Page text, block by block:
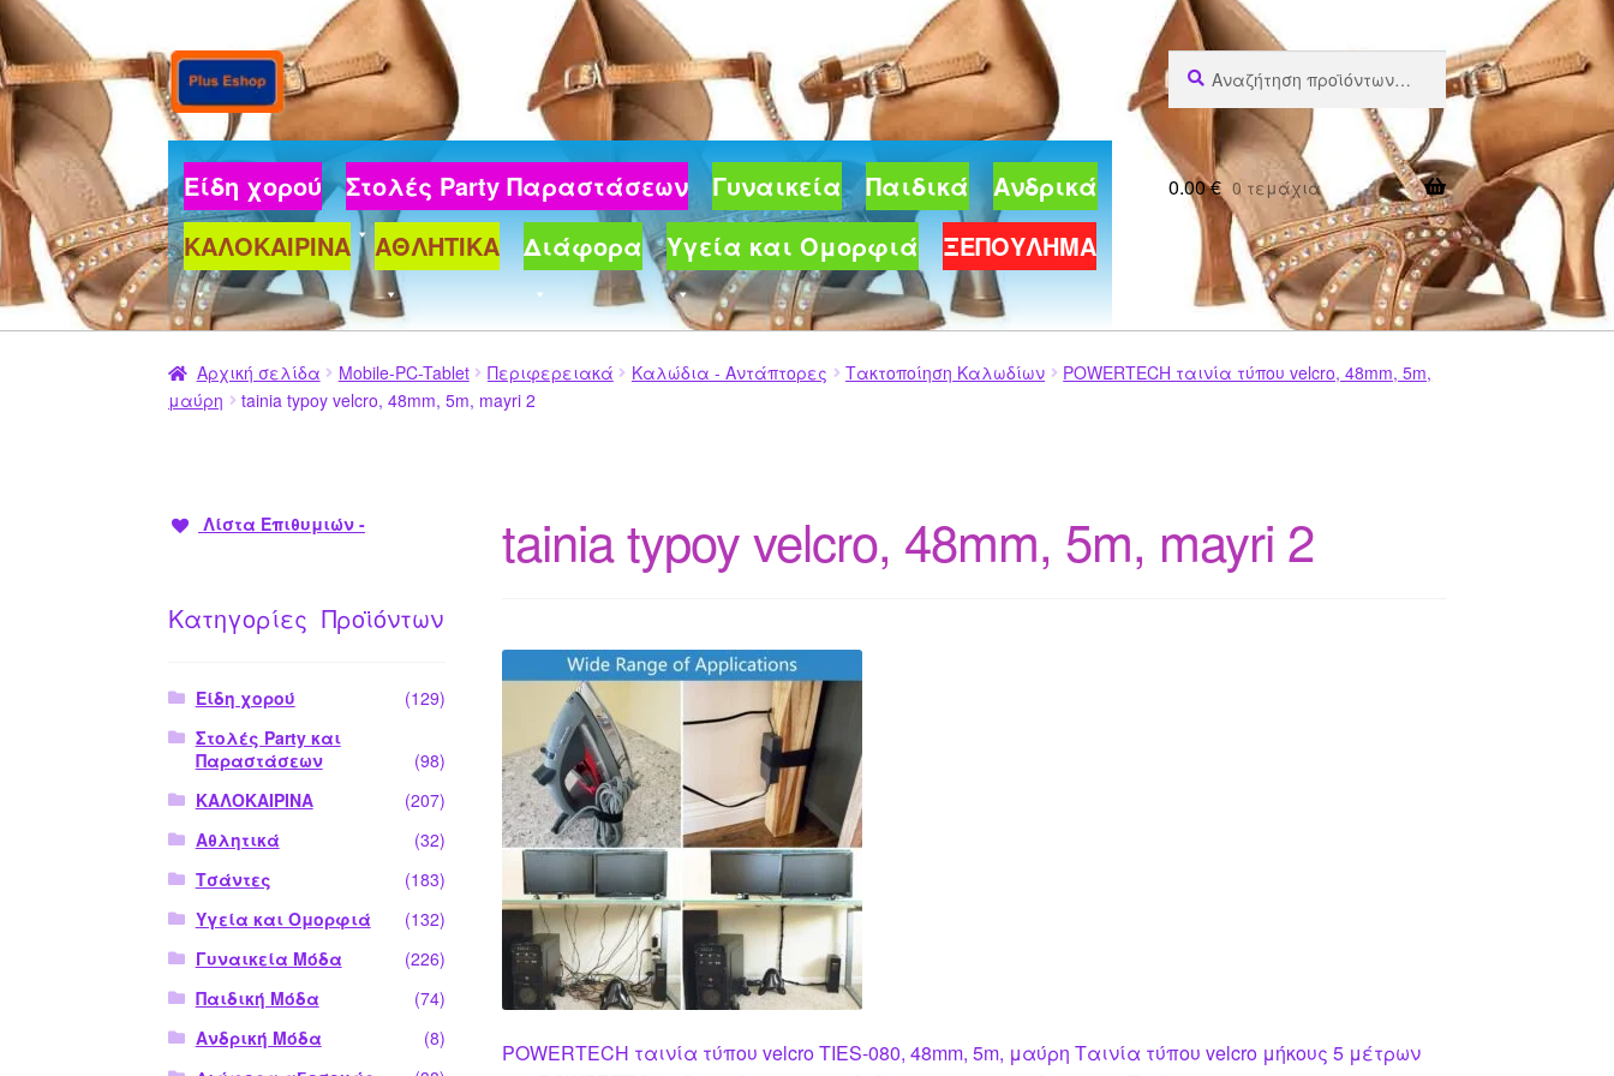
Απευθείας
μετάβαση
στην
πλοήγηση
Μετάβαση
σε
περιεχόμενο
Αναζήτηση
για:
Αναζήτηση
Είδη χορού Στολές Party Παραστάσεων Γυναικεία Παιδικά
Ανδρικά
ΚΑΛΟΚΑΙΡΙΝΑ
ΑΘΛΗΤΙΚΑ Διάφορα Υγεία και Ομορφιά ΞΕΠΟΥΛΗΜΑ
0.00€ 0 τεμάχια
Αρχική σελίδα Mobile-PC-Tablet Περιφερειακά Καλώδια - Αντάπτορες Τακτοποίηση Καλωδίων
POWERTECH ταινία τύπου velcro, 48mm, 5m,
μαύρη
tainia typoy velcro, 48mm, 5m, mayri 2
tainia typoy velcro, 48mm, 5m, mayri 2
POWERTECH ταινία τύπου velcro TIES-080, 48mm, 5m, μαύρη Ταινία τύπου velcro μήκους 5 μέτρων
Λίστα Επιθυμιών -
Κατηγορίες Προϊόντων
Είδη χορού
(129)
Στολές Party και
Παραστάσεων
(98)
ΚΑΛΟΚΑΙΡΙΝΑ
(207)
Αθλητικά
(32)
Τσάντες
(183)
Υγεία και Ομορφιά
(132)
Γυναικεία Μόδα
(226)
Παιδική Μόδα
(74)
Ανδρική Μόδα
(8)